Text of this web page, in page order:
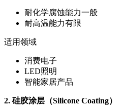
耐化学腐蚀能力一般
耐高温能力有限
适用领域
消费电子
LED照明
智能家居产品
2. 硅胶涂层（Silicone Coating）